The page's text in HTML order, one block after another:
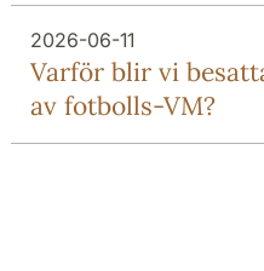
2026-06-11
Varför blir vi
av fotbolls-VM?